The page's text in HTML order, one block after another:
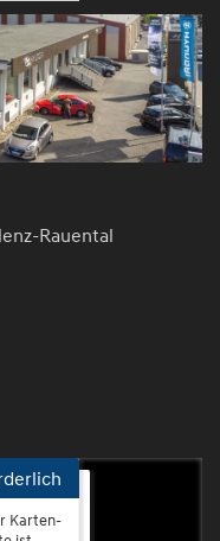
Rauental
Karten-